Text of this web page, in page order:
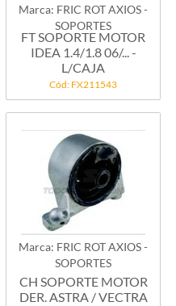
Marca: FRIC ROT AXIOS -
SOPORTES
FT SOPORTE MOTOR
IDEA 1.4/1.8 06/... -
L/CAJA
Cód: FX211543
Marca: FRIC ROT AXIOS -
SOPORTES
CH SOPORTE MOTOR
DER. ASTRA / VECTRA